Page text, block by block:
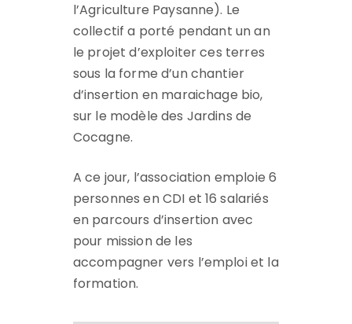
l’Agriculture Paysanne). Le
collectif a porté pendant un an
le projet d’exploiter ces terres
sous la forme d’un chantier
d’insertion en maraichage bio,
sur le modèle des Jardins de
Cocagne.
A ce jour, l’association emploie 6
personnes en CDI et 16 salariés
en parcours d’insertion avec
pour mission de les
accompagner vers l’emploi et la
formation.